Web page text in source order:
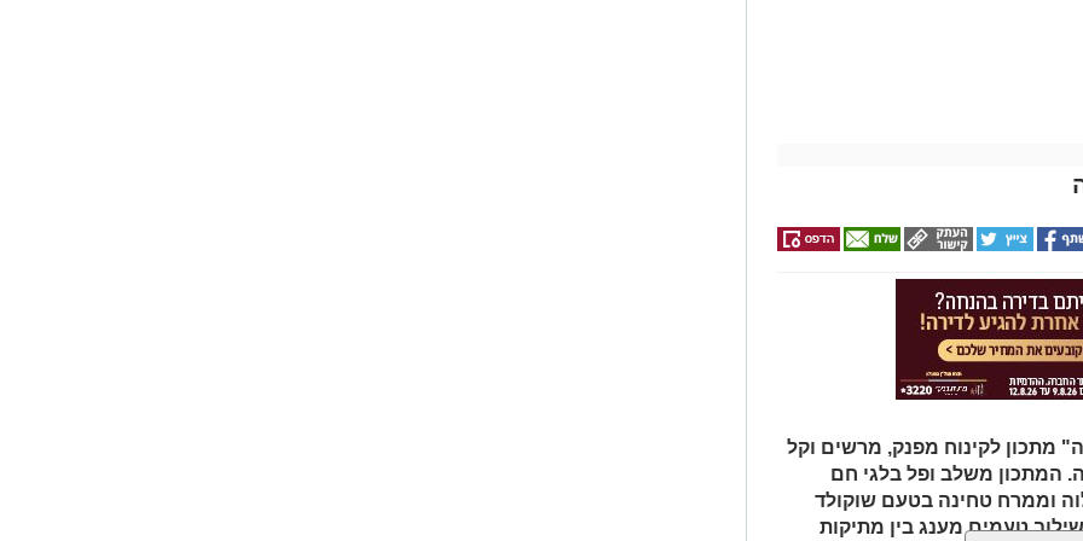
הפפריקה והכורכום.
(אם משתמשים) ומערבבים.
הפלפלים.
מתכון לקינוח מפנק, מרשים וקל
המתכון משלב ופל בלגי חם
וממרח טחינה בטעם שוקולד
טעמים מענג בין מתיקות